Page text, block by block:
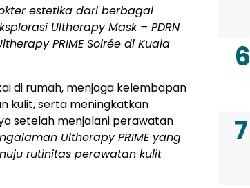
estetika dari berbagai
Ultherapy Mask – PDRN
PRIME Soirée di Kuala
di rumah, menjaga kelembapan
kulit, serta meningkatkan
setelah menjalani perawatan
Ultherapy PRIME yang
rutinitas perawatan kulit